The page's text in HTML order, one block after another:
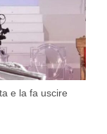
e la fa uscire